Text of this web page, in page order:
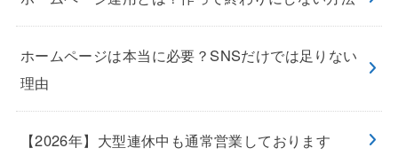
ホームページは本当に必要？SNSだけでは足りない
理由
【2026年】大型連休中も通常営業しております